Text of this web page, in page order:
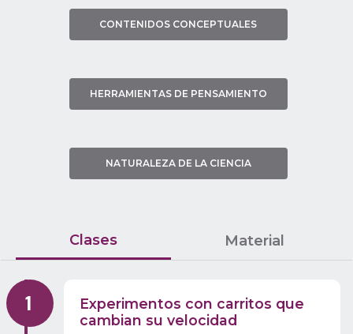
CONTENIDOS CONCEPTUALES
HERRAMIENTAS DE PENSAMIENTO
NATURALEZA DE LA CIENCIA
Clases Material
Experimentos con carritos que
cambian su velocidad